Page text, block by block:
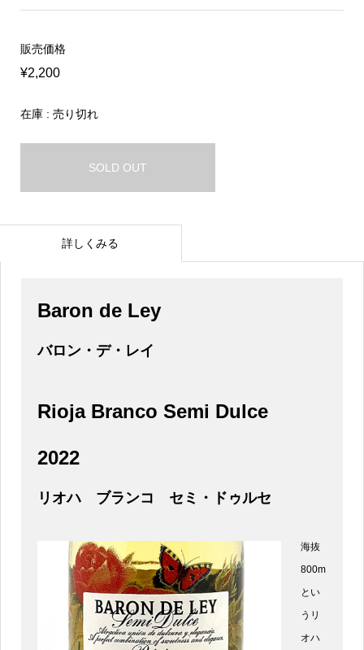
販売価格
¥2,200
在庫 : 売り切れ
SOLD OUT
詳しくみる
Baron de Ley
バロン・デ・レイ
Rioja Branco Semi Dulce
2022
リオハ ブランコ セミ・ドゥルセ
海抜
800m
とい
うリ
オハ